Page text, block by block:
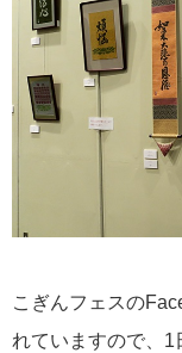
こぎんフェスの
れていますので、